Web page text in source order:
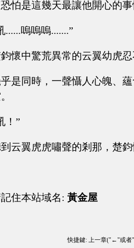
怕是這幾天最讓他開心的
......嗚嗚嗚.......”
懷中驚荒異常的云翼幼虎
是同時，一聲懾人心魄、
！”
云翼虎虎嘯聲的剎那，楚
住本站域名: 黃金屋
快捷鍵: 上一章("←"或